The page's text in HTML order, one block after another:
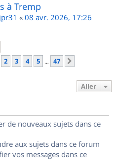
à Tremp
jpr31 « 08 avr. 2026, 17:26
1sur
2 3 4 5 … 47
Aller
de nouveaux sujets dans ce
aux sujets dans ce forum
vos messages dans ce